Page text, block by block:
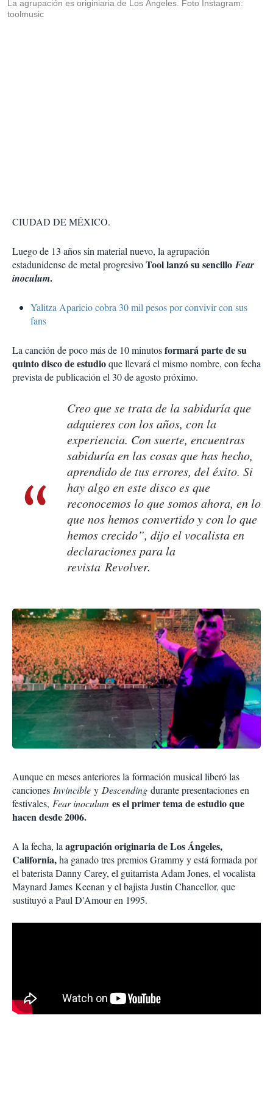
La agrupación es originiaria de Los Ángeles. Foto Instagram:
toolmusic
CIUDAD DE MÉXICO.
Luego de 13 años sin material nuevo, la agrupación
estadunidense de metal progresivoTool lanzó su sencillo Fear
inoculum.
Yalitza Aparicio cobra 30 mil pesos por convivir con sus
fans
La canción de poco más de 10 minutosformará parte de su
quinto disco de estudioque llevará el mismo nombre, con fecha
prevista de publicación el 30 de agosto próximo.
Creo que se trata de la sabiduría que
adquieres con los años, con la
experiencia. Con suerte, encuentras
sabiduría en las cosas que has hecho,
aprendido de tus errores, del éxito. Si
hay algo en este disco es que
reconocemos lo que somos ahora, en lo
que nos hemos convertido y con lo que
hemos crecido”, dijo el vocalista en
declaraciones para la
revista Revolver.
Aunque en meses anteriores la formación musical liberó las
canciones Invincible y Descending durante presentaciones en
festivales, Fear inoculum es el primer tema de estudio que
hacen desde 2006.
A la fecha, laagrupación originaria de Los Ángeles,
California,ha ganado tres premios Grammy y está formada por
el baterista Danny Carey, el guitarrista Adam Jones, el vocalista
Maynard James Keenan y el bajista Justin Chancellor, que
sustituyó a Paul D'Amour en 1995.